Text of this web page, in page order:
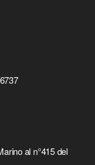
al n°415 del